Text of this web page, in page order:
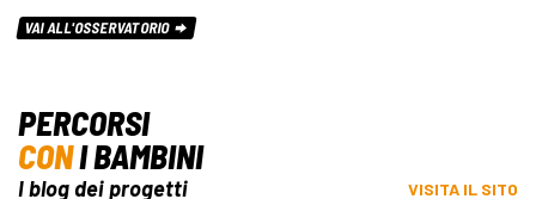
VAI ALL'OSSERVATORIO
PERCORSI
CONI BAMBINI
I blog dei progetti VISITA IL SITO